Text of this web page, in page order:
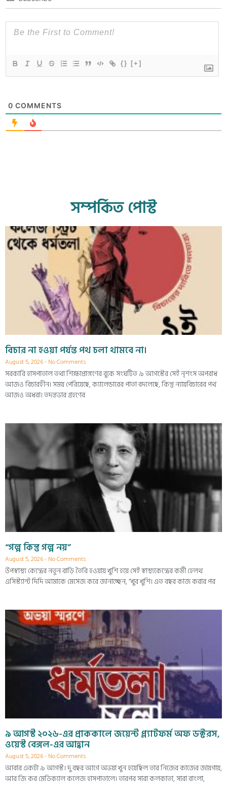
{} [+]
0 COMMENTS
সম্পর্কিত পোস্ট
বিচার না হওয়া পর্যন্ত পথ চলা থামবে না।
August 5, 2026 No Comments
সরকারি হাসপাতাল তথা শিক্ষাপ্রাঙ্গণের বুকে সংঘটিত ৯ আগস্টের সেই নৃশংস অপরাধ
আজও বিচারহীন। সময় পেরিয়েছে, ক্যালেন্ডারের পাতা বদলেছে, কিন্তু ন্যায়বিচারের পথ
আজও অধরা। তদন্তভার গ্রহণের
“গল্প কিন্তু গল্প নয়”
August 5, 2026 No Comments
উপস্বাস্থ্য কেন্দ্রের নতুন বাড়ি তৈরি হওয়ায় খুশি হয়ে সেই স্বাস্থ্যকেন্দ্রের কর্মী হেলথ
এসিস্ট্যান্ট দিদি আমাকে মেসেজ করে জানাচ্ছেন, “খুব খুশি। এত বছর কাজ করার পর
৯ আগস্ট ২০২৬-এর প্রাককালে জয়েন্ট প্ল্যাটফর্ম অফ ডক্টরস,
ওয়েস্ট বেঙ্গল-এর আহ্বান
August 5, 2026 No Comments
আবার একটা ৯ আগস্ট। দু বছর আগে অভয়া খুন হয়েছিল তার নিজের কাজের জায়গায়,
আর জি কর মেডিক্যাল কলেজ হাসপাতালে। তারপর সারা কলকাতা, সারা বাংলা,